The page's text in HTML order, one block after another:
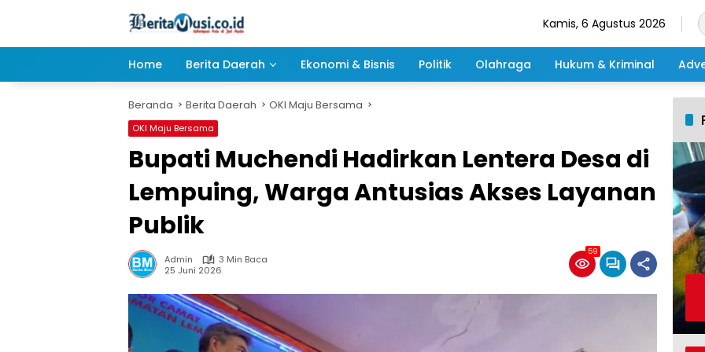
Kamis, 6 Agustus 2026
Home Berita Daerah Ekonomi & Bisnis Politik Olahraga Hukum & Kriminal
Beranda Berita Daerah OKI Maju Bersama
OKI Maju Bersama
Bupati Muchendi Hadirkan Lentera Desa di
Lempuing, Warga Antusias Akses Layanan
Publik
Admin
3 Min Baca
25 Juni 2026
59